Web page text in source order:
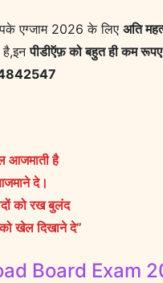
एग्जाम 2026 के लिए अति
है,इनपीडीऍफ़ को बहुत ही कम
आजमाती है
दे।
को रख बुलंद
खेल दिखाने दे”
Exam